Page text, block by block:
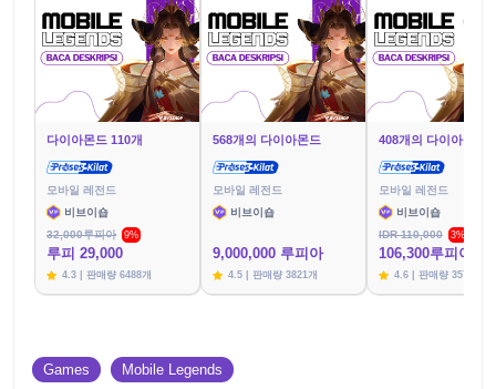
다이아몬드 110개
모바일 레전드
비브이숍
32,000루피아
9%
루피 29,000
4.3 | 판매량 6488개
568개의 다이아몬드
모바일 레전드
비브이숍
9,000,000 루피아
4.5 | 판매량 3821개
408개의 다이아몬드
모바일 레전드
비브이숍
IDR 110,000
3%
106,300루피아
4.6 | 판매량 3576개
Games Mobile Legends